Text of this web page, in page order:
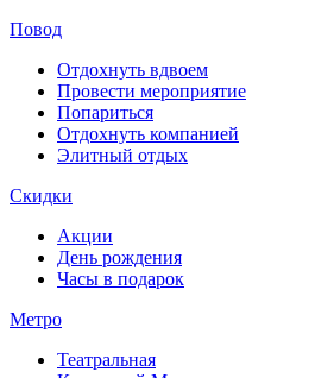
Повод
Отдохнуть вдвоем
Провести мероприятие
Попариться
Отдохнуть компанией
Элитный отдых
Скидки
Акции
День рождения
Часы в подарок
Метро
Театральная